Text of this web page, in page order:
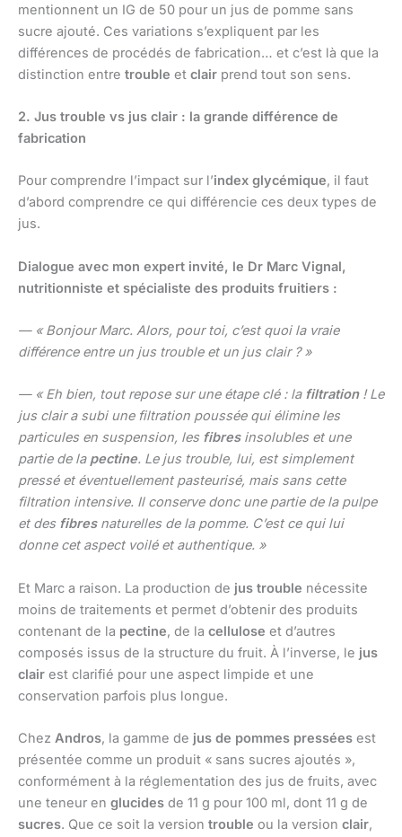
mentionnent un IG de 50 pour un jus de pomme sans
sucre ajouté. Ces variations s’expliquent par les
différences de procédés de fabrication… et c’est là que la
distinction entre trouble et clair prend tout son sens.
2. Jus trouble vs jus clair : la grande différence de
fabrication
Pour comprendre l’impact sur l’index glycémique, il faut
d’abord comprendre ce qui différencie ces deux types de
jus.
Dialogue avec mon expert invité, le Dr Marc Vignal,
nutritionniste et spécialiste des produits fruitiers :
— « Bonjour Marc. Alors, pour toi, c’est quoi la vraie
différence entre un jus trouble et un jus clair ? »
— « Eh bien, tout repose sur une étape clé : la filtration! Le
jus clair a subi une filtration poussée qui élimine les
particules en suspension, les fibresinsolubles et une
partie de la pectine. Le jus trouble, lui, est simplement
pressé et éventuellement pasteurisé, mais sans cette
filtration intensive. Il conserve donc une partie de la pulpe
et des fibresnaturelles de la pomme. C’est ce qui lui
donne cet aspect voilé et authentique. »
Et Marc a raison. La production de jus trouble nécessite
moins de traitements et permet d’obtenir des produits
contenant de la pectine, de la cellulose et d’autres
composés issus de la structure du fruit. À l’inverse, le jus
clair est clarifié pour une aspect limpide et une
conservation parfois plus longue.
Chez Andros, la gamme de jus de pommes pressées est
présentée comme un produit « sans sucres ajoutés »,
conformément à la réglementation des jus de fruits, avec
une teneur en glucides de 11 g pour 100 ml, dont 11 g de
sucres. Que ce soit la version trouble ou la version clair,